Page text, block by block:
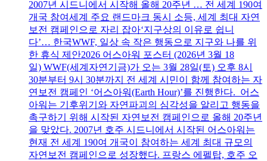
2007년 시드니에서 시작해 올해 20주년 … 전 세계 190여
개국 참여세계 주요 랜드마크 동시 소등, 세계 최대 자연
보전 캠페인으로 자리 잡아‘지구상의 이유로 쉽니
다’… 한국WWF, 일상 속 작은 행동으로 지구와 나를 위
한 휴식 제안2026 어스아워 포스터 (2026년 3월 18
일) WWF(세계자연기금)가 오는 3월 28일(토) 오후 8시
30분부터 9시 30분까지 전 세계 시민이 함께 참여하는 자
연보전 캠페인 ‘어스아워(Earth Hour)’를 진행한다. 어스
아워는 기후위기와 자연파괴의 심각성을 알리고 행동을
촉구하기 위해 시작된 자연보전 캠페인으로 올해 20주년
을 맞았다. 2007년 호주 시드니에서 시작된 어스아워는
현재 전 세계 190여 개국이 참여하는 세계 최대 규모의
자연보전 캠페인으로 성장했다. 프랑스 에펠탑, 호주 오